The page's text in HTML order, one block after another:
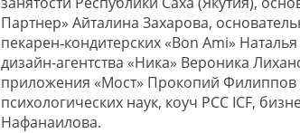
Партнер» Айталина Захарова,
пекарен‑кондитерских «Bon Ami»
дизайн-агентства «Ника» Вероника
приложения «Мост» Прокопий Филиппов
психологических наук, коуч PCC ICF,
Нафанаилова.